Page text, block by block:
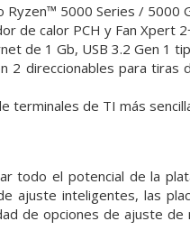
5000 Series / 5000
de calor PCH y Fan Xpert
de 1 Gb, USB 3.2 Gen 1
2 direccionables para tiras
terminales de TI más
todo el potencial de la
ajuste inteligentes, las
de opciones de ajuste